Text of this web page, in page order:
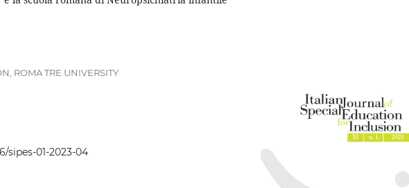
ROMA TRE UNIVERSITY
sipes-01-2023-04